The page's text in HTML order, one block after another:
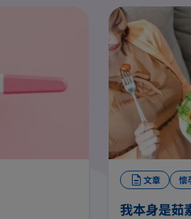
文章 懷
我本身是茹